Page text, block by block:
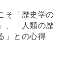
そ「歴史学の
、「人類の歴
」との心得